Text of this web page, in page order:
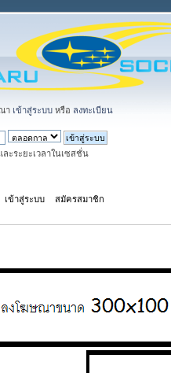
า เข้าสู่ระบบ หรือ ลงทะเบียน
ะระยะเวลาในเซสชั่น
เข้าสู่ระบบ สมัครสมาชิก